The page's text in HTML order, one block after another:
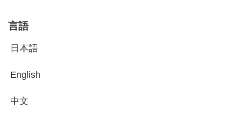
言語
日本語
English
中文